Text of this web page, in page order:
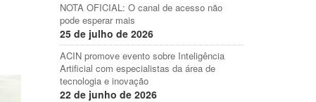
NOTA OFICIAL: O canal de acesso não
pode esperar mais
25 de julho de 2026
ACIN promove evento sobre Inteligência
Artificial com especialistas da área de
tecnologia e inovação
22 de junho de 2026